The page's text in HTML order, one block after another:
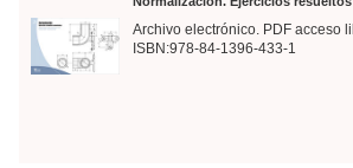
Archivo electrónico. PDF acceso
ISBN:978-84-1396-433-1